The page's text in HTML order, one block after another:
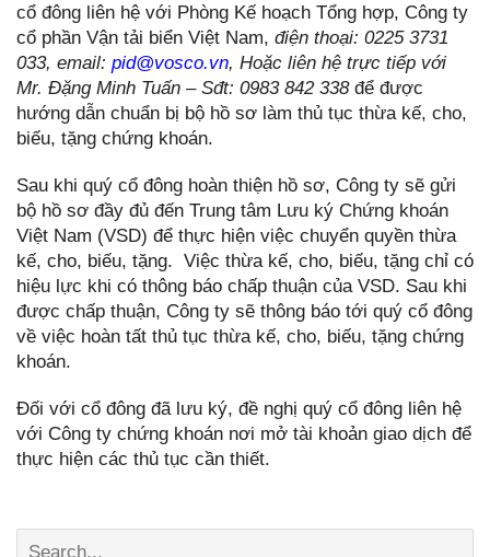
cổ đông liên hệ với Phòng Kế hoạch Tổng hợp, Công ty
cổ phần Vận tải biển Việt Nam, điện thoại: 0225 3731
033, email: pid@vosco.vn, Hoặc liên hệ trực tiếp với
Mr. Đặng Minh Tuấn – Sđt: 0983 842 338để được
hướng dẫn chuẩn bị bộ hồ sơ làm thủ tục thừa kế, cho,
biếu, tặng chứng khoán.
Sau khi quý cổ đông hoàn thiện hồ sơ, Công ty sẽ gửi
bộ hồ sơ đầy đủ đến Trung tâm Lưu ký Chứng khoán
Việt Nam (VSD) để thực hiện việc chuyển quyền thừa
kế, cho, biếu, tặng. Việc thừa kế, cho, biếu, tặng chỉ có
hiệu lực khi có thông báo chấp thuận của VSD. Sau khi
được chấp thuận, Công ty sẽ thông báo tới quý cổ đông
về việc hoàn tất thủ tục thừa kế, cho, biếu, tặng chứng
khoán.
Đối với cổ đông đã lưu ký, đề nghị quý cổ đông liên hệ
với Công ty chứng khoán nơi mở tài khoản giao dịch để
thực hiện các thủ tục cần thiết.
Search: